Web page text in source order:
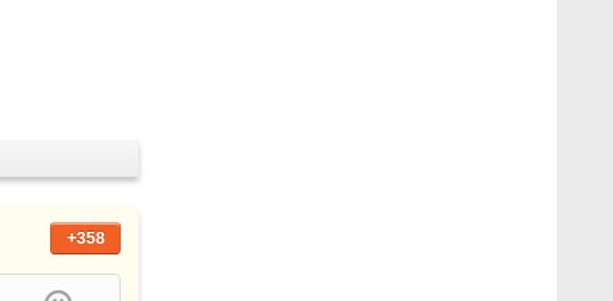
+358